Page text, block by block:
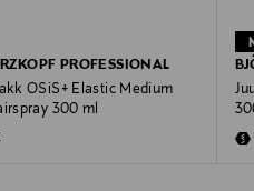
PROFESSIONAL
OSiS+ Elastic Medium
300 ml